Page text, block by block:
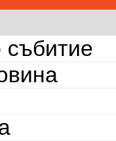
събитие